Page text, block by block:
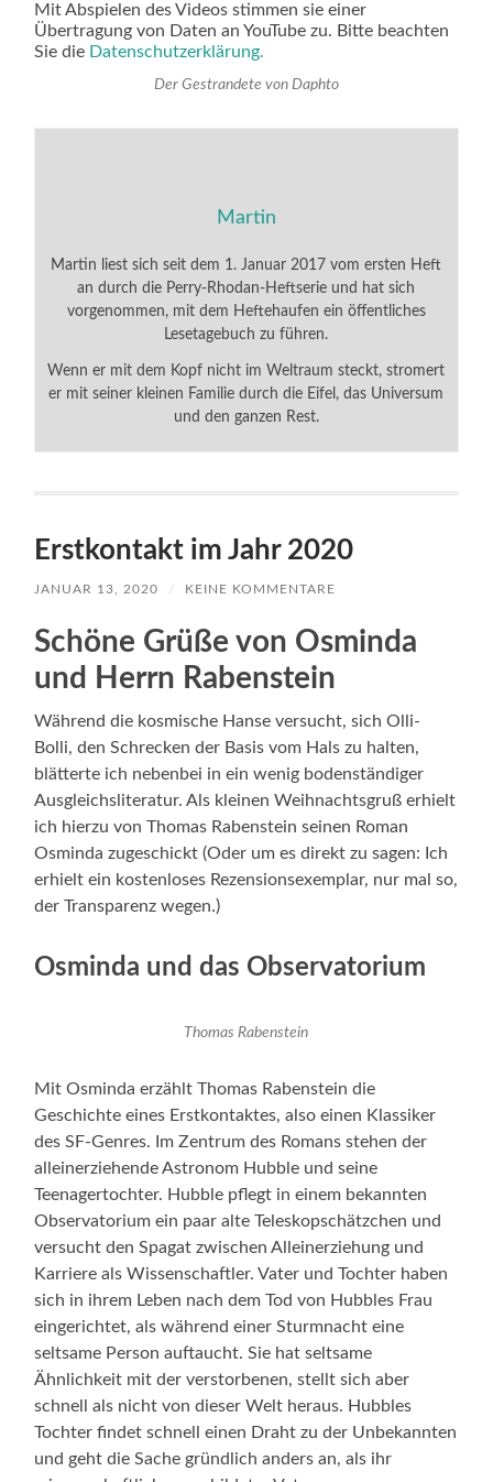
Mit Abspielen des Videos stimmen sie einer
Übertragung von Daten an YouTube zu. Bitte beachten
Sie die Datenschutzerklärung.
Der Gestrandete von Daphto
Martin
Martin liest sich seit dem 1. Januar 2017 vom ersten Heft
an durch die Perry-Rhodan-Heftserie und hat sich
vorgenommen, mit dem Heftehaufen ein öffentliches
Lesetagebuch zu führen.
Wenn er mit dem Kopf nicht im Weltraum steckt, stromert
er mit seiner kleinen Familie durch die Eifel, das Universum
und den ganzen Rest.
Erstkontakt im Jahr 2020
JANUAR 13, 2020 / KEINE KOMMENTARE
Schöne Grüße von Osminda
und Herrn Rabenstein
Während die kosmische Hanse versucht, sich Olli-
Bolli, den Schrecken der Basis vom Hals zu halten,
blätterte ich nebenbei in ein wenig bodenständiger
Ausgleichsliteratur. Als kleinen Weihnachtsgruß erhielt
ich hierzu von Thomas Rabenstein seinen Roman
Osminda zugeschickt (Oder um es direkt zu sagen: Ich
erhielt ein kostenloses Rezensionsexemplar, nur mal so,
der Transparenz wegen.)
Osminda und das Observatorium
Thomas Rabenstein
Mit Osminda erzählt Thomas Rabenstein die
Geschichte eines Erstkontaktes, also einen Klassiker
des SF-Genres. Im Zentrum des Romans stehen der
alleinerziehende Astronom Hubble und seine
Teenagertochter. Hubble pflegt in einem bekannten
Observatorium ein paar alte Teleskopschätzchen und
versucht den Spagat zwischen Alleinerziehung und
Karriere als Wissenschaftler. Vater und Tochter haben
sich in ihrem Leben nach dem Tod von Hubbles Frau
eingerichtet, als während einer Sturmnacht eine
seltsame Person auftaucht. Sie hat seltsame
Ähnlichkeit mit der verstorbenen, stellt sich aber
schnell als nicht von dieser Welt heraus. Hubbles
Tochter findet schnell einen Draht zu der Unbekannten
und geht die Sache gründlich anders an, als ihr